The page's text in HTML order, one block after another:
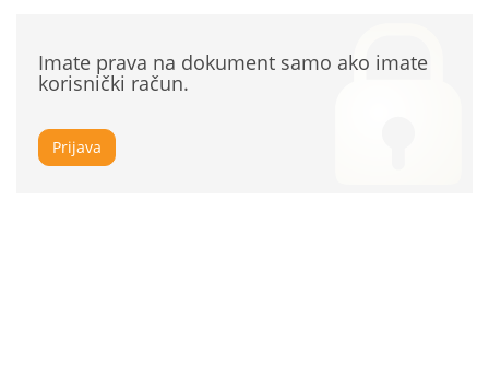
Imate prava na dokument samo ako imate
korisnički račun.
Prijava